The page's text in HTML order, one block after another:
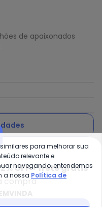
de apaixonados
com a nossa Política
OFF + frete grátis
compra
para melhorar sua
relevante e
navegando, entendemos
a nossa Política de